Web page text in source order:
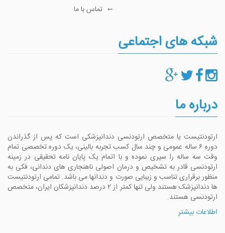
تماس با ما
شبکه های اجتماعی
درباره ما
ارتودنتیست یا متخصص ارتودنسی دندانپزشکی است که پس از گذراندن
دوره ۶ ساله عمومی و چند سال کسب تجربه بالینی، یک دوره تخصصی تمام
وقت سه ساله را سپری نموده و با اتمام یک پایان نامه تحقیقی در زمینه
ارتودنسی قادر به تشخیص و درمان اصولی ناهنجاری های دندانی، فکی به
منظور برقراری تناسب و زیبایی صورت و دندانها می باشد. تمامی ارتودنتیست
ها دندانپزشک هستند ولی تنها کمتر از ۲ درصد دندانپزشکان ایران، متخصص
ارتودنسی هستند.
اطلاعات بیشتر